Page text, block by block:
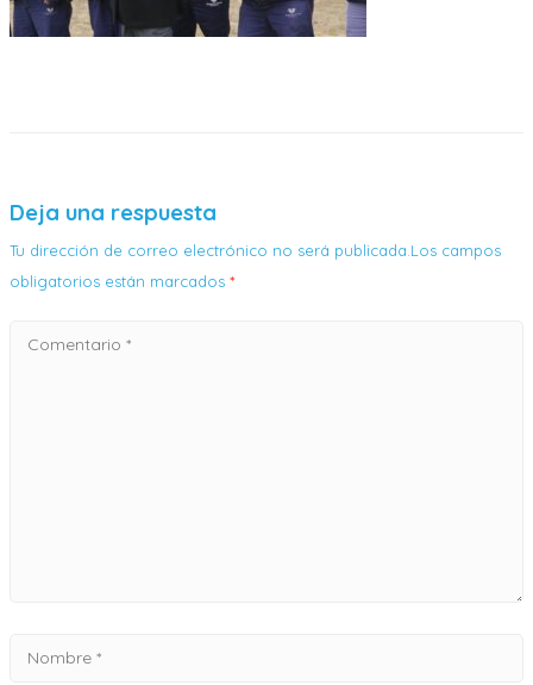
Deja una respuesta
Tu dirección de correo electrónico no será publicada.Los campos
obligatorios están marcados *